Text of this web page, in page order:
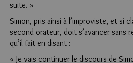
suite. »
Simon, pris ainsi à l’improviste, et si
second orateur, doit s’avancer sans
qu’il fait en disant :
« Je vais continuer le discours de